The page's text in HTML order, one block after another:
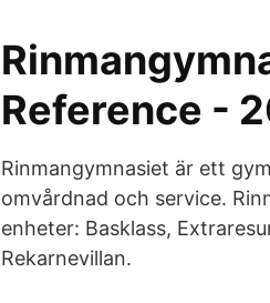
Reference -
Rinmangymnasiet är ett
omvårdnad och service.
enheter: Basklass,
Rekarnevillan.